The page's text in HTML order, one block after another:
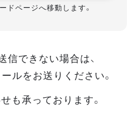
ドページへ移動します。
できない場合は、
ルをお送りください。
も承っております。